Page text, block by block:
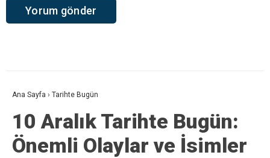
Ana Sayfa › Tarihte Bugün
10 Aralık Tarihte Bugün:
Önemli Olaylar ve İsimler